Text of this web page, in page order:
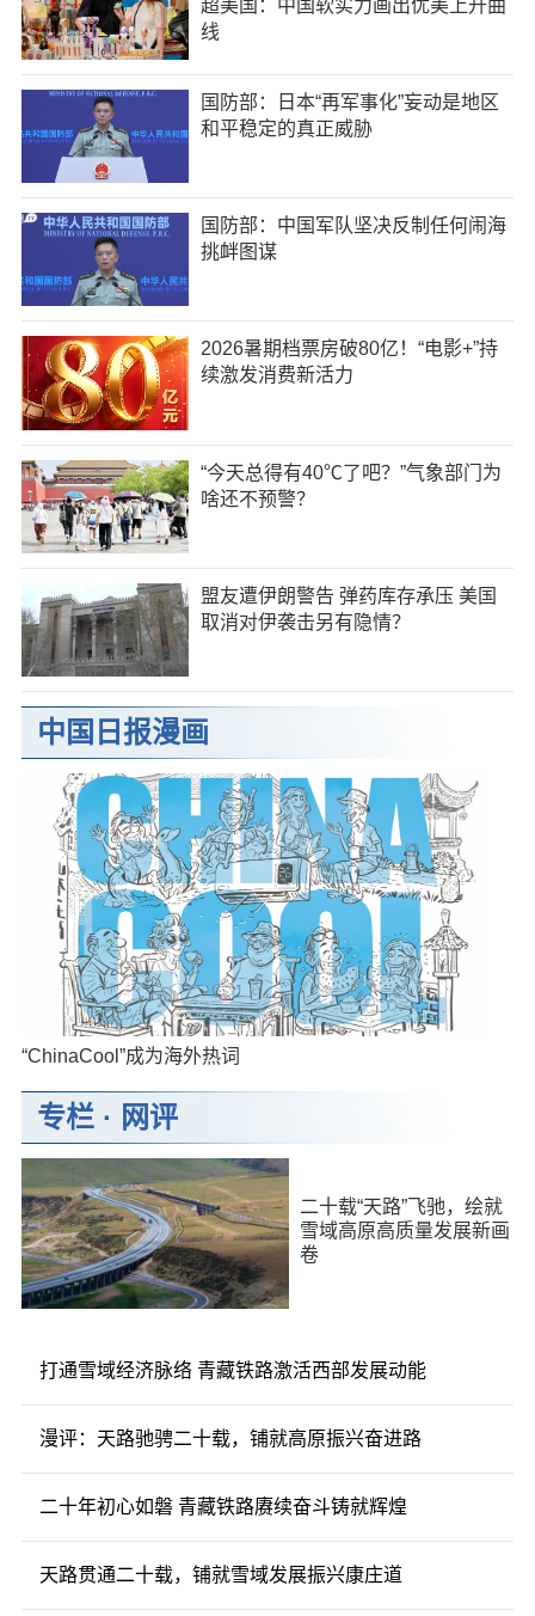
超美国：中国软实力画出优美上升曲
线
国防部：日本“再军事化”妄动是地区
和平稳定的真正威胁
国防部：中国军队坚决反制任何闹海
挑衅图谋
2026暑期档票房破80亿！“电影+”持
续激发消费新活力
“今天总得有40℃了吧？”气象部门为
啥还不预警？
盟友遭伊朗警告 弹药库存承压 美国
取消对伊袭击另有隐情？
中国日报漫画
“ChinaCool”成为海外热词
专栏· 网评
二十载“天路”飞驰，绘就
雪域高原高质量发展新画
卷
打通雪域经济脉络 青藏铁路激活西部发展动能
漫评：天路驰骋二十载，铺就高原振兴奋进路
二十年初心如磐 青藏铁路赓续奋斗铸就辉煌
天路贯通二十载，铺就雪域发展振兴康庄道